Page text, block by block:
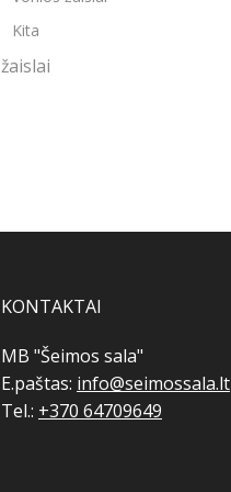
Kita
žaislai
KONTAKTAI
MB "Šeimos sala"
E.paštas: info@seimossala.lt
Tel.: +370 64709649